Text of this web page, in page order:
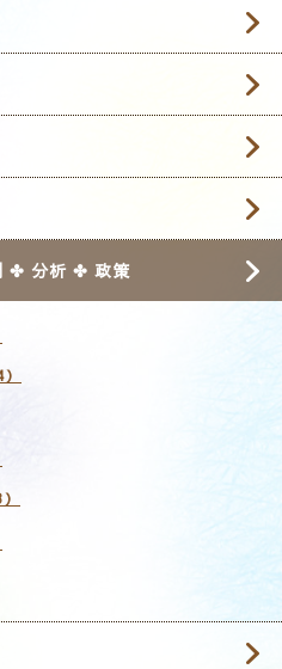
✤ 分析 ✤ 政策